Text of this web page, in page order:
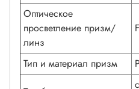
Оптическое
просветление призм/
линз
Тип и материал призм